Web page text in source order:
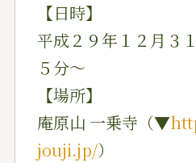
【日時】
平成２９年１２月３
５分～
【場所】
庵原山 一乗寺（▼
jouji.jp/）